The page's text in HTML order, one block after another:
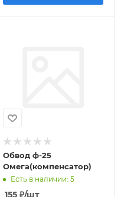
Обвод ф-25
Омега(компенсатор)
Есть в наличии: 5
155₽/шт